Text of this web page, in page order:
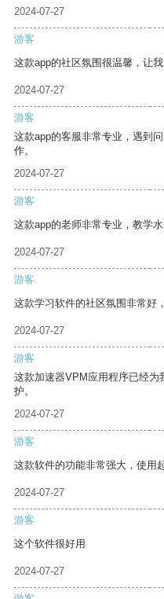
2024-07-27
游客
这款app的社区氛围很温馨，让我
2024-07-27
游客
这款app的客服非常专业，遇到
作。
2024-07-27
游客
这款app的老师非常专业，教学
2024-07-27
游客
这款学习软件的社区氛围非常好
2024-07-27
游客
这款加速器VPM应用程序已经
护。
2024-07-27
游客
这款软件的功能非常强大，使用
2024-07-27
游客
这个软件很好用
2024-07-27